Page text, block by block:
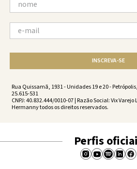
INSCREVA-SE
Rua Quissamã, 1931 - Unidades 19 e 20 -
25.615-531
CNPJ: 40.832.444/0010-07 | Razão Social: Vix Varejo
Hermanny todos os direitos reservados.
Perfis